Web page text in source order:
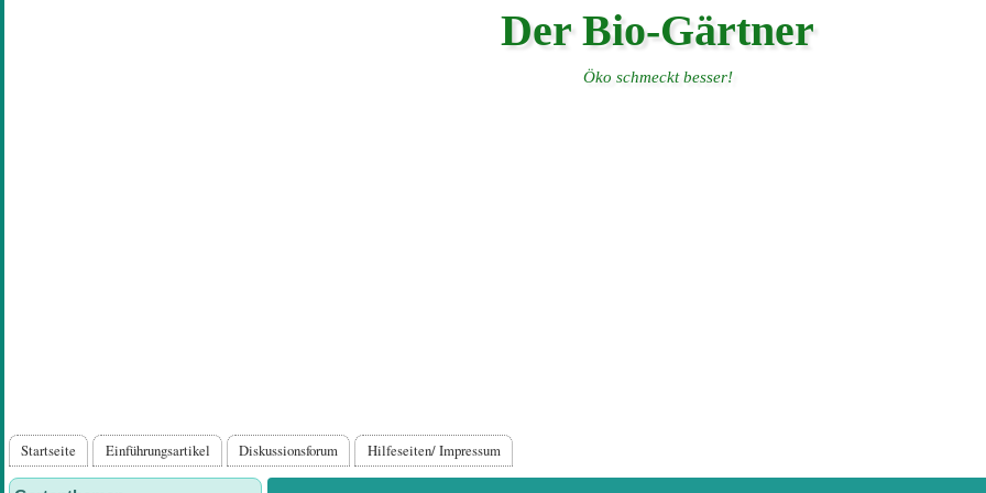
Der Bio-Gärtner
Öko schmeckt besser!
Hauptnavigation
Startseite Einführungsartikel Diskussionsforum Hilfeseiten/ Impressum